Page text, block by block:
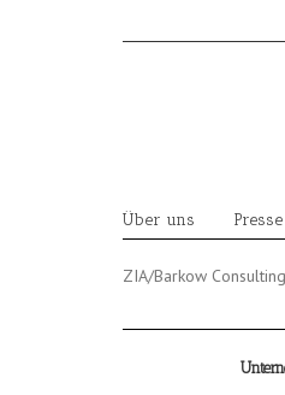
Über uns Presse
ZIA/Barkow